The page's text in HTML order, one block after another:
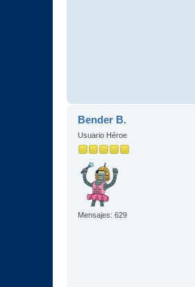
Bender B.
Usuario Héroe
Mensajes: 629